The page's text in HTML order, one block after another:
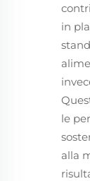
in
le
alla